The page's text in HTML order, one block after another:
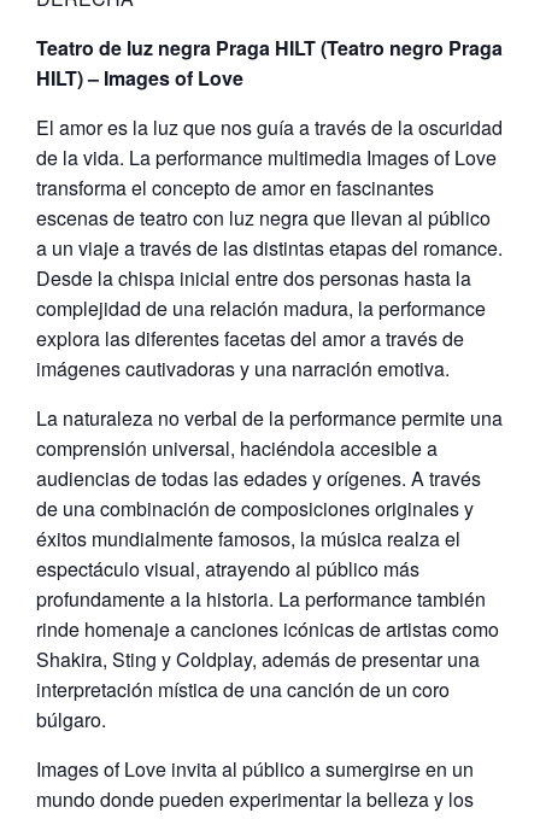
Teatro de luz negra Praga HILT (Teatro negro Praga
HILT) – Images of Love
El amor es la luz que nos guía a través de la oscuridad
de la vida. La performance multimedia Images of Love
transforma el concepto de amor en fascinantes
escenas de teatro con luz negra que llevan al público
a un viaje a través de las distintas etapas del romance.
Desde la chispa inicial entre dos personas hasta la
complejidad de una relación madura, la performance
explora las diferentes facetas del amor a través de
imágenes cautivadoras y una narración emotiva.
La naturaleza no verbal de la performance permite una
comprensión universal, haciéndola accesible a
audiencias de todas las edades y orígenes. A través
de una combinación de composiciones originales y
éxitos mundialmente famosos, la música realza el
espectáculo visual, atrayendo al público más
profundamente a la historia. La performance también
rinde homenaje a canciones icónicas de artistas como
Shakira, Sting y Coldplay, además de presentar una
interpretación mística de una canción de un coro
búlgaro.
Images of Love invita al público a sumergirse en un
mundo donde pueden experimentar la belleza y los